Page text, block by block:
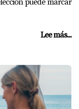
puede marcar
Lee más...